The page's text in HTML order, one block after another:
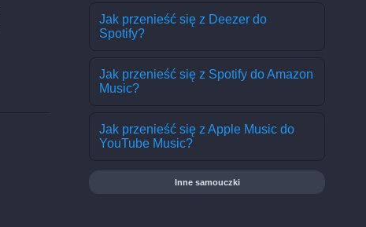
Jak przenieść się z Deezer do
Spotify?
Jak przenieść się z Spotify do Amazon
Music?
Jak przenieść się z Apple Music do
YouTube Music?
Inne samouczki